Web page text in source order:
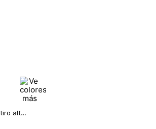
Jean bota campana tiro alto, cinco bolsi